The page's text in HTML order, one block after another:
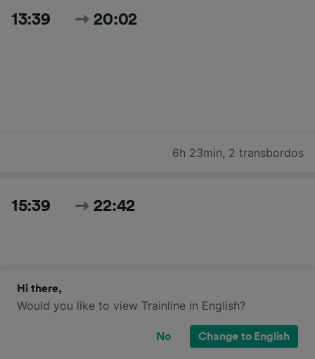
13:39 20:02
6h 23min, 2 transbordos
15:39 22:42
7h 3min,3 transbordos
Hi there,
Would you like to view Trainline in English?
No Change to English